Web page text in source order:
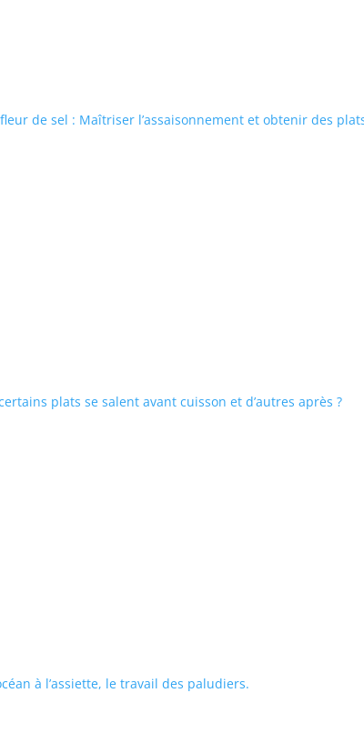
de sel : Maîtriser l’assaisonnement et obtenir des
plats se salent avant cuisson et d’autres après ?
à l’assiette, le travail des paludiers.